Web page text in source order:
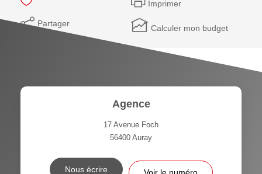
Imprimer
Partager Calculer mon budget
Agence
17 Avenue Foch
56400 Auray
Nous écrire Voir le numéro